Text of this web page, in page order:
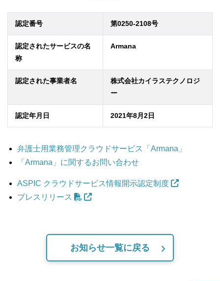
認定番号 第0250-2108号
認定されたサービスの名
称
Armana
認定された事業者名
株式会社カイラステクノロジ
ー
認定年月日 2021年8月2日
弁護士用業務管理クラウドサービス「Armana」
「Armana」に関するお問い合わせ
ASPIC クラウドサービス情報開示認定制度
プレスリリース
お知らせ一覧に戻る